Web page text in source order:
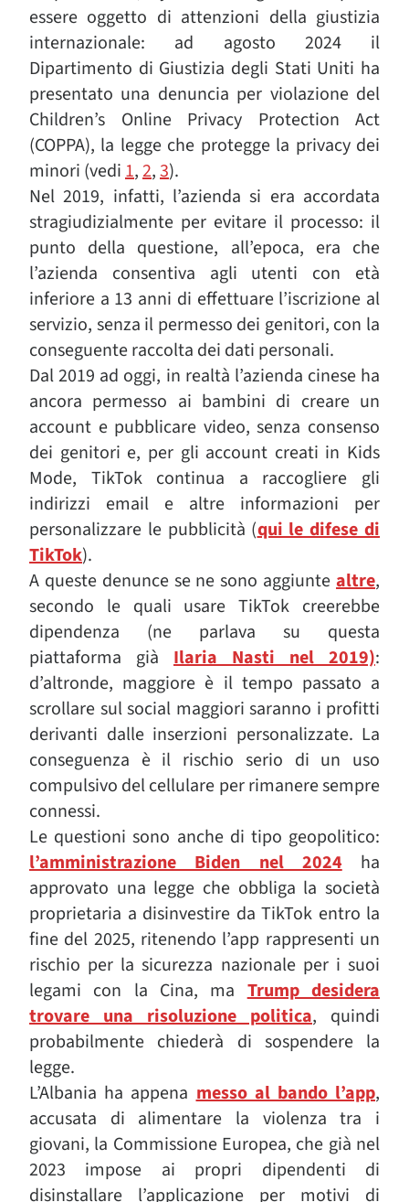
essere oggetto di attenzioni della giustizia
internazionale: ad agosto 2024 il
Dipartimento di Giustizia degli Stati Uniti ha
presentato una denuncia per violazione del
Children’s Online Privacy Protection Act
(COPPA), la legge che protegge la privacy dei
minori (vedi1,2,3).
Nel 2019, infatti, l’azienda si era accordata
stragiudizialmente per evitare il processo: il
punto della questione, all’epoca, era che
l’azienda consentiva agli utenti con età
inferiore a 13 anni di effettuare l’iscrizione al
servizio, senza il permesso dei genitori, con la
conseguente raccolta dei dati personali.
Dal 2019 ad oggi, in realtà l’azienda cinese ha
ancora permesso ai bambini di creare un
account e pubblicare video, senza consenso
dei genitori e, per gli account creati in Kids
Mode, TikTok continua a raccogliere gli
indirizzi email e altre informazioni per
personalizzare le pubblicità (qui le difese di
TikTok).
A queste denunce se ne sono aggiunte altre,
secondo le quali usare TikTok creerebbe
dipendenza (ne parlava su questa
piattaforma già Ilaria Nasti nel 2019):
d’altronde, maggiore è il tempo passato a
scrollare sul social maggiori saranno i profitti
derivanti dalle inserzioni personalizzate. La
conseguenza è il rischio serio di un uso
compulsivo del cellulare per rimanere sempre
connessi.
Le questioni sono anche di tipo geopolitico:
l’amministrazione Biden nel 2024ha
approvato una legge che obbliga la società
proprietaria a disinvestire da TikTok entro la
fine del 2025, ritenendo l’app rappresenti un
rischio per la sicurezza nazionale per i suoi
legami con la Cina, maTrump desidera
trovare una risoluzione politica, quindi
probabilmente chiederà di sospendere la
legge.
L’Albania ha appenamesso al bando l’app,
accusata di alimentare la violenza tra i
giovani, la Commissione Europea, che già nel
2023 impose ai propri dipendenti di
disinstallare l’applicazione per motivi di